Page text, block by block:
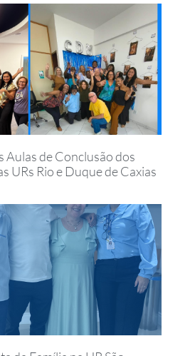
Aulas de Conclusão dos
URs Rio e Duque de Caxias